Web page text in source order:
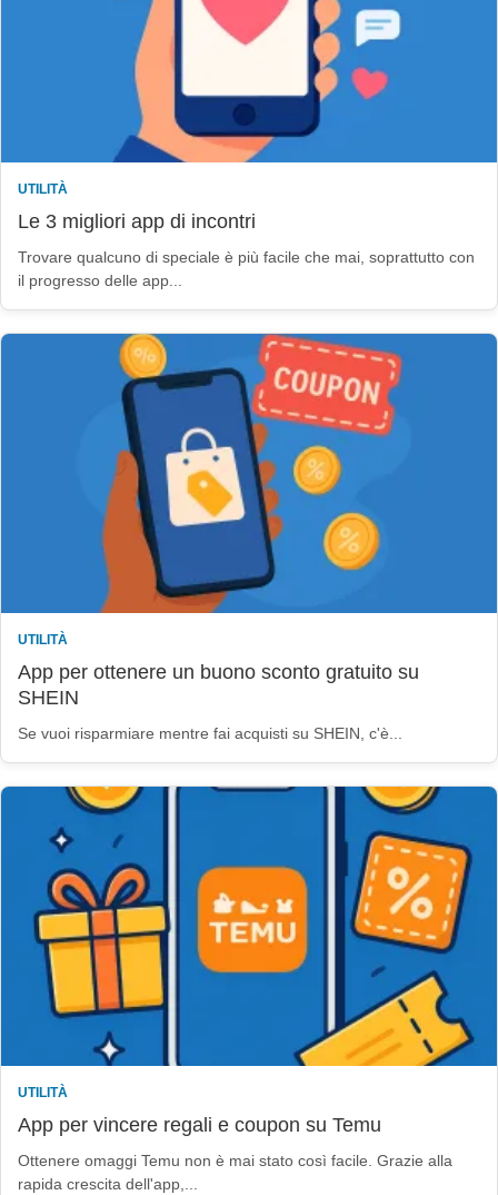
UTILITÀ
Le 3 migliori app di incontri
Trovare qualcuno di speciale è più facile che mai, soprattutto con
il progresso delle app...
UTILITÀ
App per ottenere un buono sconto gratuito su
SHEIN
Se vuoi risparmiare mentre fai acquisti su SHEIN, c'è...
UTILITÀ
App per vincere regali e coupon su Temu
Ottenere omaggi Temu non è mai stato così facile. Grazie alla
rapida crescita dell'app,...